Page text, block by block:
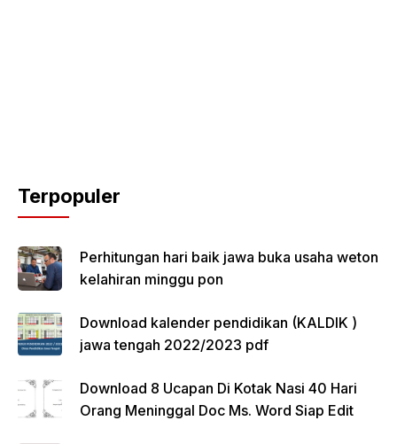
Terpopuler
Perhitungan hari baik jawa buka usaha weton
kelahiran minggu pon
Download kalender pendidikan (KALDIK )
jawa tengah 2022/2023 pdf
Download 8 Ucapan Di Kotak Nasi 40 Hari
Orang Meninggal Doc Ms. Word Siap Edit